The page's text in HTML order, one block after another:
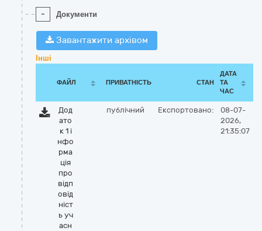
- Документи
Завантажити архівом
Інші
ФАЙЛ ПРИВАТНІСТЬ СТАН
ДАТА
ТА
ЧАС
Дод
ато
к 1 і
нфо
рма
ція
про
відп
овід
ніст
ь уч
асн
публічний Експортовано:
08-07-
2026,
21:35:07